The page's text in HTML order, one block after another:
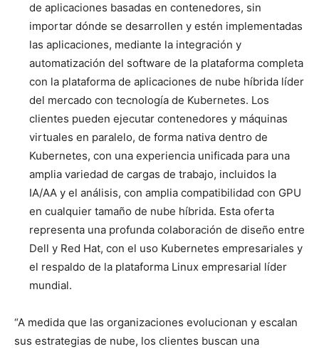
de aplicaciones basadas en contenedores, sin
importar dónde se desarrollen y estén implementadas
las aplicaciones, mediante la integración y
automatización del software de la plataforma completa
con la plataforma de aplicaciones de nube híbrida líder
del mercado con tecnología de Kubernetes. Los
clientes pueden ejecutar contenedores y máquinas
virtuales en paralelo, de forma nativa dentro de
Kubernetes, con una experiencia unificada para una
amplia variedad de cargas de trabajo, incluidos la
IA/AA y el análisis, con amplia compatibilidad con GPU
en cualquier tamaño de nube híbrida. Esta oferta
representa una profunda colaboración de diseño entre
Dell y Red Hat, con el uso Kubernetes empresariales y
el respaldo de la plataforma Linux empresarial líder
mundial.
“A medida que las organizaciones evolucionan y escalan
sus estrategias de nube, los clientes buscan una